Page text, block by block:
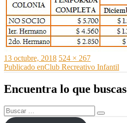
Publicado
el
13 octubre, 2018 Tamaño
completo
524 × 267
Navegación
de
entradas
Publicado enClub Recreativo Infantil
Encuentra lo que buscas
Buscar
por:
Buscar